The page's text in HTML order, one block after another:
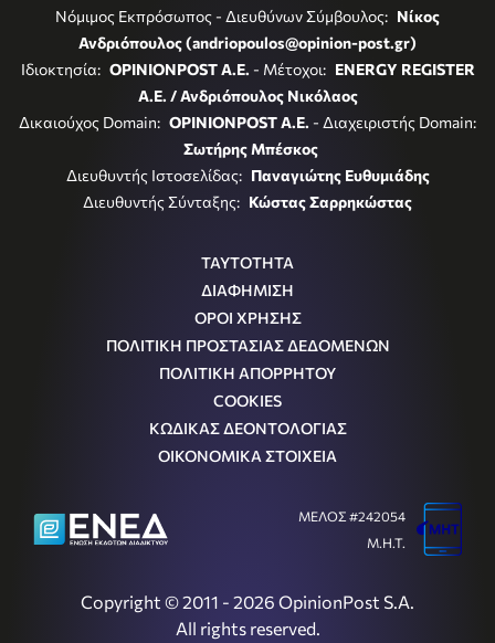
Νόμιμος Εκπρόσωπος - Διευθύνων Σύμβουλος: Νίκος
Ανδριόπουλος (andriopoulos@opinion-post.gr)
Ιδιοκτησία: OPINIONPOST A.E. - Μέτοχοι: ENERGY REGISTER
Α.Ε. / Ανδριόπουλος Νικόλαος
Δικαιούχος Domain: OPINIONPOST A.E. - Διαχειριστής Domain:
Σωτήρης Μπέσκος
Διευθυντής Ιστοσελίδας: Παναγιώτης Ευθυμιάδης
Διευθυντής Σύνταξης: Κώστας Σαρρηκώστας
ΤΑΥΤΟΤΗΤΑ
ΔΙΑΦΗΜΙΣΗ
ΟΡΟΙ ΧΡΗΣΗΣ
ΠΟΛΙΤΙΚΗ ΠΡΟΣΤΑΣΙΑΣ ΔΕΔΟΜΕΝΩΝ
ΠΟΛΙΤΙΚΗ ΑΠΟΡΡΗΤΟΥ
COOKIES
ΚΩΔΙΚΑΣ ΔΕΟΝΤΟΛΟΓΙΑΣ
ΟΙΚΟΝΟΜΙΚΑ ΣΤΟΙΧΕΙΑ
Copyright © 2011 - 2026 OpinionPost S.A.
All rights reserved.
ΜΕΛΟΣ #242054
Μ.Η.Τ.